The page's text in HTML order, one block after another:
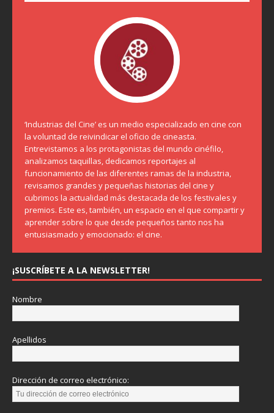
‘Industrias del Cine’ es un medio especializado en cine con
la voluntad de reivindicar el oficio de cineasta.
Entrevistamos a los protagonistas del mundo cinéfilo,
analizamos taquillas, dedicamos reportajes al
funcionamiento de las diferentes ramas de la industria,
revisamos grandes y pequeñas historias del cine y
cubrimos la actualidad más destacada de los festivales y
premios. Este es, también, un espacio en el que compartir y
aprender sobre lo que desde pequeños tanto nos ha
entusiasmado y emocionado: el cine.
¡SUSCRÍBETE A LA NEWSLETTER!
Nombre
Apellidos
Dirección de correo electrónico: